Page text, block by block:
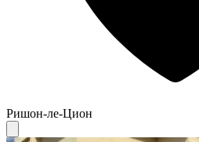
Ришон-ле-Цион